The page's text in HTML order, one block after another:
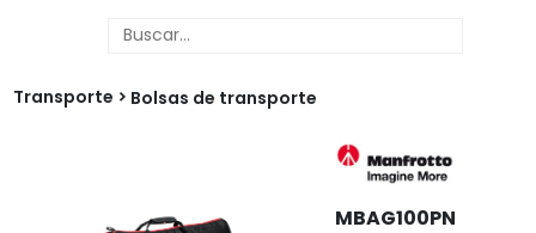
Transporte Bolsas de transporte
MBAG100PN